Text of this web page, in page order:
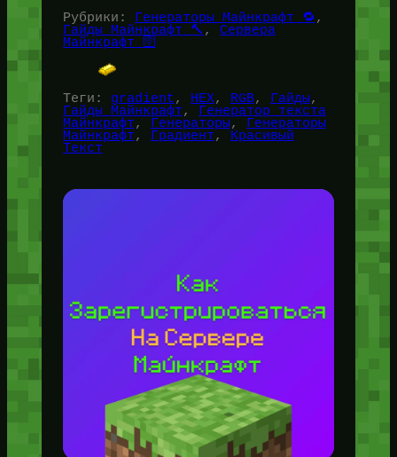
Рубрики: Генераторы Майнкрафт 🔁
Гайды Майнкрафт 🔨 , Сервера
Майнкрафт 🛜
Теги: gradient, HEX, RGB, Гайды
Гайды Майнкрафт, Генератор текста
Майнкрафт, Генераторы, Генераторы
Майнкрафт, Градиент, Красивый
Текст